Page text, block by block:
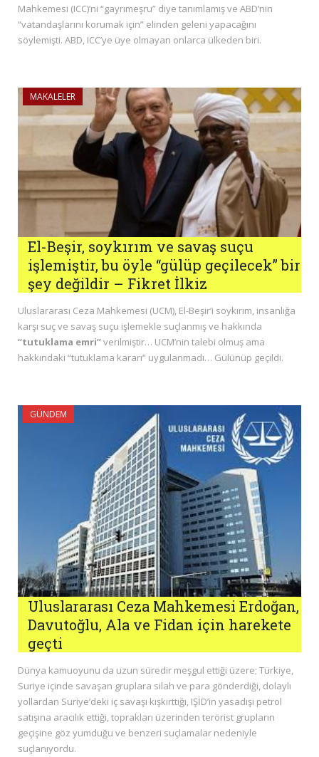
Mahkemesi (ICC)’ni “gayrımeşru” diye tanımlamış ve ABD’nin
“vatandaşlarını korumak için” elinden geleni yapacağını
söylemişti. ABD, ICC’ye üye olmayan onlarca ülkeden biri.
MAKALELER
El-Beşir, soykırım ve savaş suçu
işlemiştir, bu öyle “gülüp geçilecek” bir
şey değildir – Fikret İlkiz
Uluslararası Ceza Mahkemesi (UCM), El-Beşir’i soykırım, insanlığa
karşı suç ve savaş suçu işlemekle suçlanmış ve hakkında
“tutuklama emri”verilmiştir… UCM’nin talebi olmuş ama
hakkındaki “tutuklama kararı” uygulanmadı… Gülünüp geçildi.
GÜNDEM
Uluslararası Ceza Mahkemesi Erdoğan,
Davutoğlu, Ala ve Fidan için harekete
geçti
Dünya kamuoyunu da uzun süredir meşgul ettiği üzere; Türkiye,
Suriye içinde savaşan gruplara silah ve para gönderdiği, dolaylı
yollardan Suriye’deki iç savaşı kışkırttığı, IŞİD’in yasadışı petrol
satışına aracılık ettiği, toprakları üzerinden terörist grupların
geçişine göz yumduğu ve benzeri suçlamalar nedeniyle
suçlanıyordu.